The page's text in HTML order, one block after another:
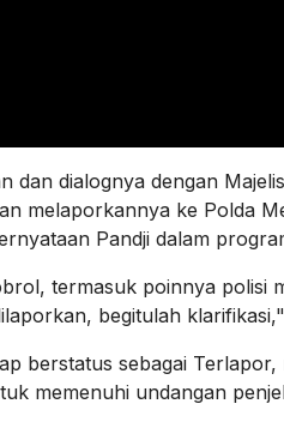
dan dialognya dengan
melaporkannya ke Polda
Pandji dalam
termasuk poinnya polisi
begitulah
berstatus sebagai
memenuhi undangan